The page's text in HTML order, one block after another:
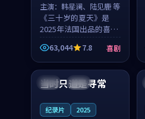
主演： 韩星澜、陆见鹿 等
《三十岁的夏天》是
2025年法国出品的喜剧
新作，主创团队希望用
深夜电台的故事让观众
停下来想一想。韩星澜
角色，山田纯一的叙事
63,044 7.8 喜剧
泰国 杜比
当时只道是寻常
纪录片 2025